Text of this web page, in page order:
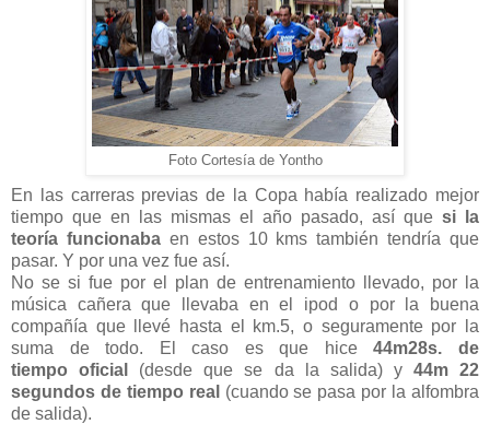
Foto Cortesía de Yontho
En las carreras previas de la Copa había realizado mejor
tiempo que en las mismas el año pasado, así que si la
teoría funcionabaen estos 10 kms también tendría que
pasar. Y por una vez fue así.
No se si fue por el plan de entrenamiento llevado, por la
música cañera que llevaba en el ipod o por la buena
compañía que llevé hasta el km.5, o seguramente por la
suma de todo. El caso es que hice44m28s. de
tiempo oficial
(desde que se da la salida) y 44m 22
segundos de tiempo real (cuando se pasa por la alfombra
de salida).